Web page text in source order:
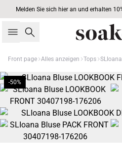
Melden Sie sich hier an und erhalten
Suche
Front page Alles anzeigen Tops
-50%